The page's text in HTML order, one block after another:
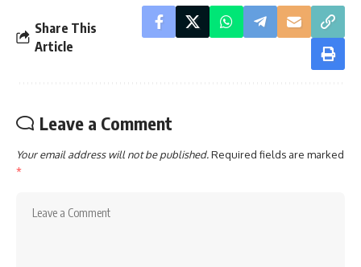
Share This
Article
Leave a Comment
Your email address will not be published.Required fields are marked
*